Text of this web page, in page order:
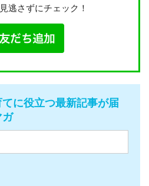
逃さずにチェック！
に役立つ最新記事が届
ガ